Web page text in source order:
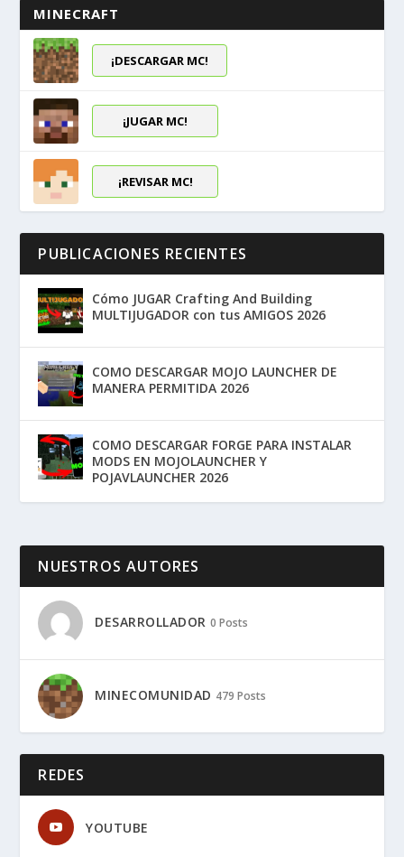
MINECRAFT
¡DESCARGAR MC!
¡JUGAR MC!
¡REVISAR MC!
PUBLICACIONES RECIENTES
Cómo JUGAR Crafting And Building
MULTIJUGADOR con tus AMIGOS 2026
COMO DESCARGAR MOJO LAUNCHER DE
MANERA PERMITIDA 2026
COMO DESCARGAR FORGE PARA INSTALAR
MODS EN MOJOLAUNCHER Y
POJAVLAUNCHER 2026
NUESTROS AUTORES
DESARROLLADOR 0 Posts
MINECOMUNIDAD 479 Posts
REDES
YOUTUBE